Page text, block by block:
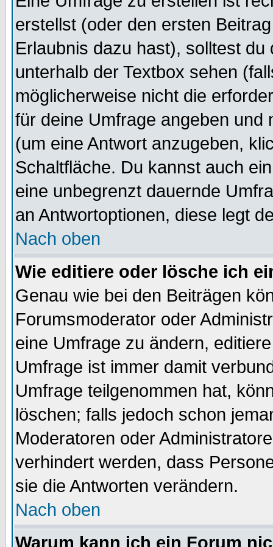
erstellst (oder den ersten
Erlaubnis dazu hast), solltest
unterhalb der Textbox sehen
möglicherweise nicht die
für deine Umfrage angeben und
(um eine Antwort anzugeben,
Schaltfläche. Du kannst auch
eine unbegrenzt dauernde
an Antwortoptionen, diese legt
Nach oben
Wie editiere oder lösche ich
Genau wie bei den Beiträgen
Forumsmoderator oder
eine Umfrage zu ändern,
Umfrage ist immer damit
Umfrage teilgenommen hat,
löschen; falls jedoch schon
Moderatoren oder
verhindert werden, dass
sie die Antworten verändern.
Nach oben
Warum kann ich ein Forum